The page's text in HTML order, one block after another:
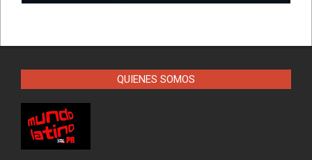
QUIENES SOMOS